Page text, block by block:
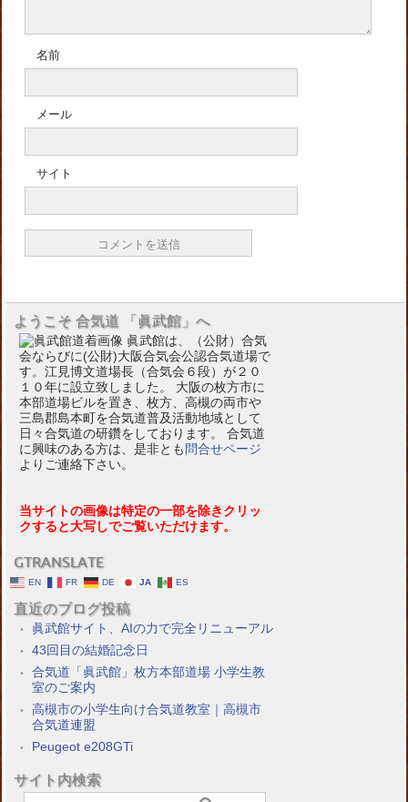
名前
メール
サイト
ようこそ 合気道 「眞武館」へ
眞武館は、（公財）合気
会ならびに(公財)大阪合気会公認合気道場で
す。江見博文道場長（合気会６段）が２０
１０年に設立致しました。 大阪の枚方市に
本部道場ビルを置き、枚方、高槻の両市や
三島郡島本町を合気道普及活動地域として
日々合気道の研鑽をしております。 合気道
に興味のある方は、是非とも 問合せページ
よりご連絡下さい。
当サイトの画像は特定の一部を除きクリッ
クすると大写しでご覧いただけます。
GTRANSLATE
EN FR DE JA ES
直近のブログ投稿
眞武館サイト、AIの力で完全リニューアル
43回目の結婚記念日
合気道「眞武館」枚方本部道場 小学生教
室のご案内
高槻市の小学生向け合気道教室｜高槻市
合気道連盟
Peugeot e208GTi
サイト内検索